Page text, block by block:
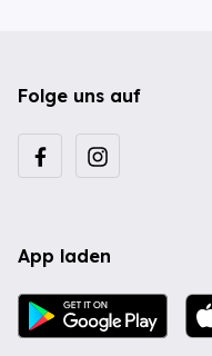
Folge uns auf
App laden